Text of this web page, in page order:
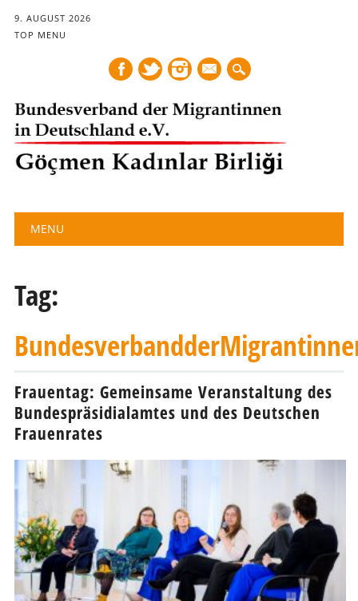
9. AUGUST 2026
TOP MENU
mail
Main menu
MENU
Tag:
Frauentag: Gemeinsame Veranstaltung des
Bundespräsidialamtes und des Deutschen
Frauenrates